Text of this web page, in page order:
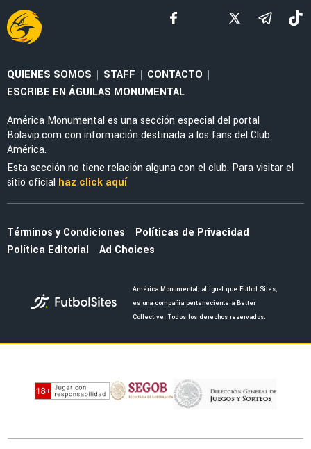
QUIENES SOMOS | STAFF | CONTACTO |
ESCRIBE EN ÁGUILAS MONUMENTAL
América Monumental es una sección especial del portal
Bolavip.com con información destinada a los fans del Club
América.
Esta sección no tiene relación alguna con el club. Para visitar el
sitio oficial haz click aquí
Términos y Condiciones
Políticas de Privacidad
Política Editorial
Ad Choices
América Monumental, al igual que Futbol Sites,
es una compañía perteneciente a Better
Collective. Todos los derechos reservados.